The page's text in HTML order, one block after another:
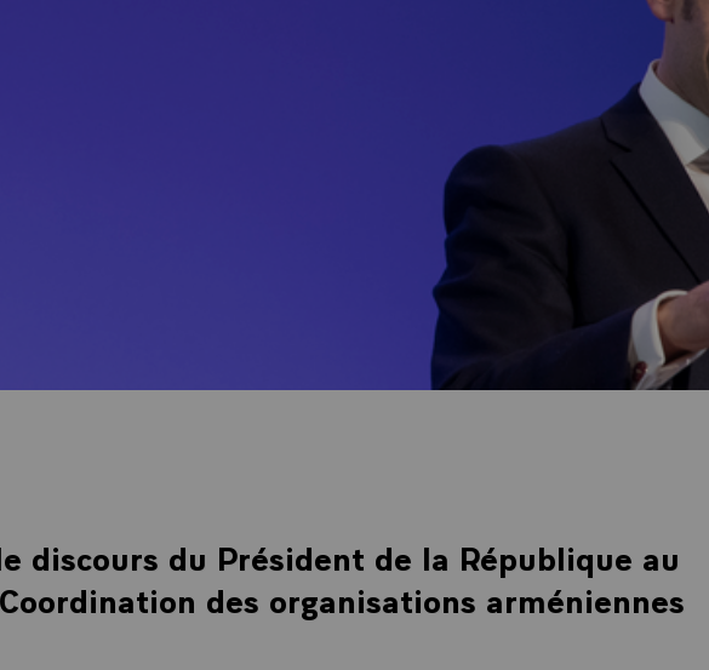
discours du Président de la République au
des organisations arméniennes